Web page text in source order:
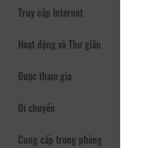
Truy cập Internet
Hoạt động và Thư giãn
Được tham gia
Di chuyển
Cung cấp trong phòng